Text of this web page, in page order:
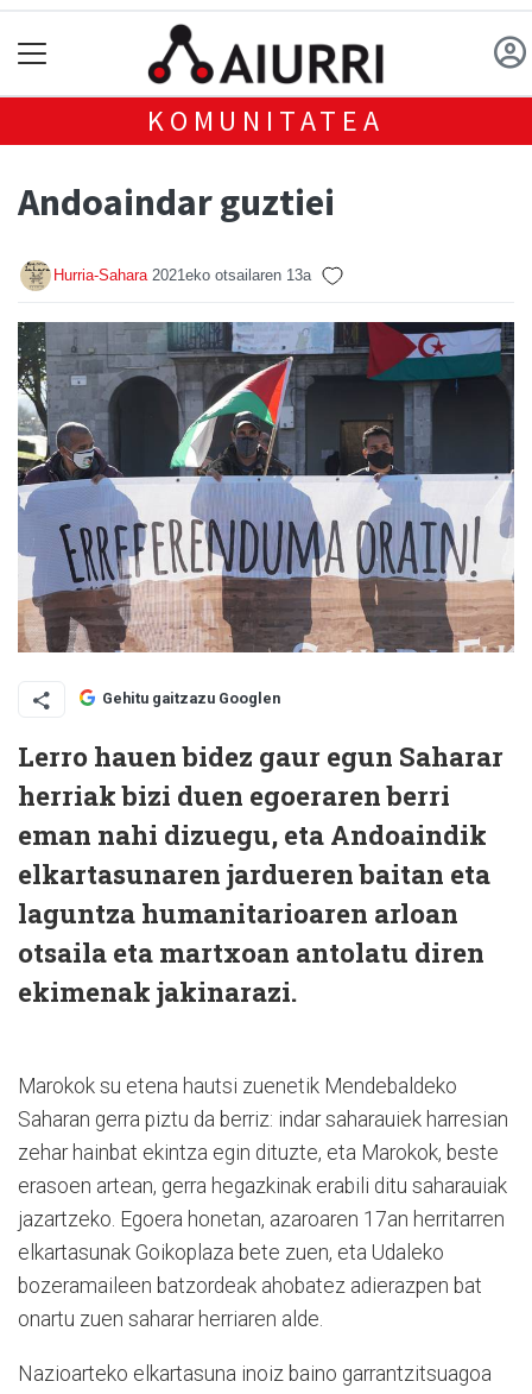
KOMUNITATEA
Andoaindar guztiei
Hurria-Sahara 2021eko otsailaren 13a
Gehitu gaitzazu Googlen
Lerro hauen bidez gaur egun Saharar
herriak bizi duen egoeraren berri
eman nahi dizuegu, eta Andoaindik
elkartasunaren jardueren baitan eta
laguntza humanitarioaren arloan
otsaila eta martxoan antolatu diren
ekimenak jakinarazi.
Marokok su etena hautsi zuenetik Mendebaldeko
Saharan gerra piztu da berriz: indar saharauiek harresian
zehar hainbat ekintza egin dituzte, eta Marokok, beste
erasoen artean, gerra hegazkinak erabili ditu saharauiak
jazartzeko. Egoera honetan, azaroaren 17an herritarren
elkartasunak Goikoplaza bete zuen, eta Udaleko
bozeramaileen batzordeak ahobatez adierazpen bat
onartu zuen saharar herriaren alde.
Nazioarteko elkartasuna inoiz baino garrantzitsuagoa